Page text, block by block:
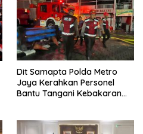
Dit Samapta Polda Metro
Jaya Kerahkan Personel
Bantu Tangani Kebakaran